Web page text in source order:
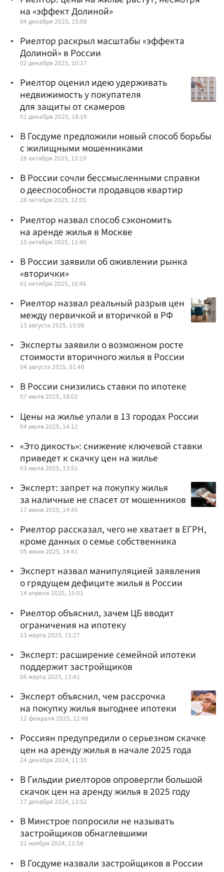
на «эффект Долиной»
04 декабря 2025, 15:08
Риелтор раскрыл масштабы «эффекта
Долиной» в России
02 декабря 2025, 10:17
Риелтор оценил идею удерживать
недвижимость у покупателя
для защиты от скамеров
01 декабря 2025, 18:19
В Госдуме предложили новый способ борьбы
с жилищными мошенниками
28 октября 2025, 15:19
В России сочли бессмысленными справки
о дееспособности продавцов квартир
28 октября 2025, 12:05
Риелтор назвал способ сэкономить
на аренде жилья в Москве
10 октября 2025, 11:40
В России заявили об оживлении рынка
«вторички»
01 октября 2025, 16:46
Риелтор назвал реальный разрыв цен
между первичкой и вторичкой в РФ
13 августа 2025, 15:08
Эксперты заявили о возможном росте
стоимости вторичного жилья в России
04 августа 2025, 01:48
В России снизились ставки по ипотеке
07 июля 2025, 18:02
Цены на жилье упали в 13 городах России
04 июля 2025, 14:12
«Это дикость»: снижение ключевой ставки
приведет к скачку цен на жилье
03 июля 2025, 13:51
Эксперт: запрет на покупку жилья
за наличные не спасет от мошенников
17 июня 2025, 14:45
Риелтор рассказал, чего не хватает в ЕГРН,
кроме данных о семье собственника
05 июня 2025, 14:41
Эксперт назвал манипуляцией заявления
о грядущем дефиците жилья в России
14 апреля 2025, 15:01
Риелтор объяснил, зачем ЦБ вводит
ограничения на ипотеку
13 марта 2025, 15:27
Эксперт: расширение семейной ипотеки
поддержит застройщиков
06 марта 2025, 13:41
Эксперт объяснил, чем рассрочка
на покупку жилья выгоднее ипотеки
12 февраля 2025, 12:48
Россиян предупредили о серьезном скачке
цен на аренду жилья в начале 2025 года
24 декабря 2024, 11:30
В Гильдии риелторов опровергли большой
скачок цен на аренду жилья в 2025 году
17 декабря 2024, 13:51
В Минстрое попросили не называть
застройщиков обнаглевшими
22 ноября 2024, 13:58
В Госдуме назвали застройщиков в России